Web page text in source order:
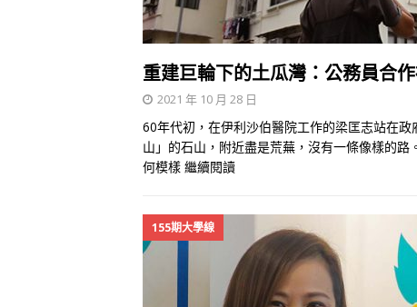
重建巨輪下的土瓜灣：公務員合
2021 年 10 月 28 日
60年代初，在伊利沙伯醫院工作的梁匡志站在
山」的石山，附近盡是荒蕪，沒有一條像樣的
何模樣 繼續閱讀
155期大學線